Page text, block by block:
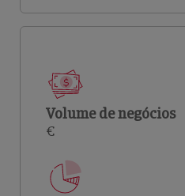
Volume de negócios
€